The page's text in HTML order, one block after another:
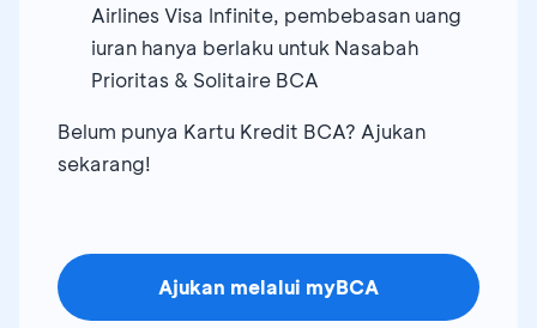
Airlines Visa Infinite, pembebasan uang
iuran hanya berlaku untuk Nasabah
Prioritas & Solitaire BCA
Belum punya Kartu Kredit BCA? Ajukan
sekarang!
Ajukan melalui myBCA